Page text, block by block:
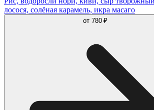
лосося, солёная карамель, икра масаго
от 780 ₽